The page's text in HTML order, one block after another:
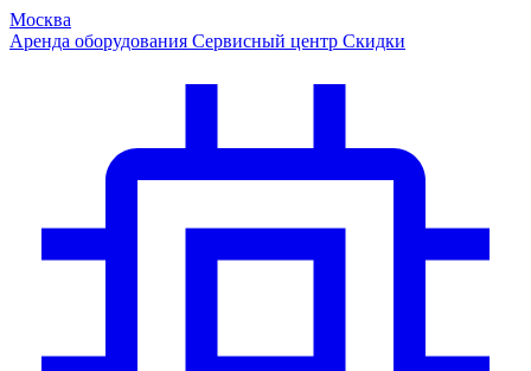
Москва
Аренда оборудования Сервисный центр Скидки